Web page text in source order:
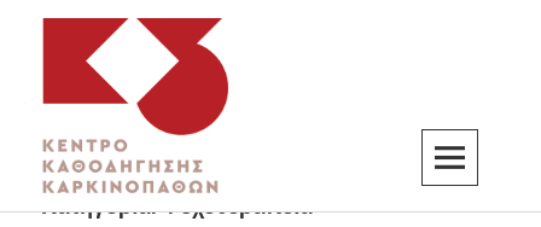
K3
ΚΕΝΤΡΟ ΚΑΘΟΔΗΓΗΣΗΣ ΚΑΡΚΙΝΟΠΑΘΩΝ
Κατηγορία:Ψυχοθεραπεία